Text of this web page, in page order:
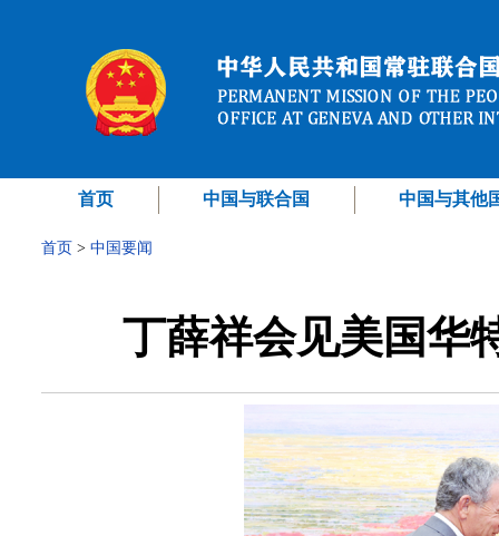
首页 中国与联合国 中国与其他
首页 > 中国要闻
丁薛祥会见美国华